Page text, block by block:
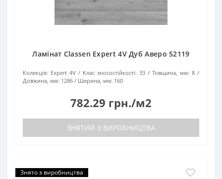
Ламінат Classen Expert 4V Дуб Аверо 52119
Колекція: Expert 4V Клас зносостійкості: 33 Товщина, мм: 8
Довжина, мм: 1286 Ширина, мм: 160
782.29 грн./м2
ЗНЯТИЙ З ВИРОБНИЦТВА
Знято з виробництва